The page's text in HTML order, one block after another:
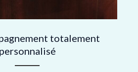
totalement
personnalisé